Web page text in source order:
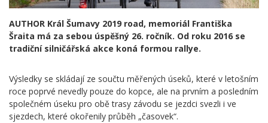
AUTHOR Král Šumavy 2019 road, memoriál Františka
Šraita má za sebou úspěšný 26. ročník. Od roku 2016 se
tradiční silničářská akce koná formou rallye.
Výsledky se skládají ze součtu měřených úseků, které v letošním
roce poprvé nevedly pouze do kopce, ale na prvním a posledním
společném úseku pro obě trasy závodu se jezdci svezli i ve
sjezdech, které okořenily průběh „časovek“.